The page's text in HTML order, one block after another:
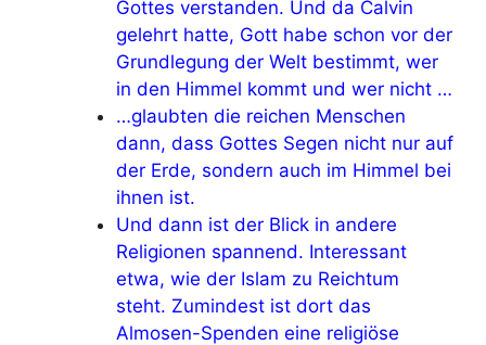
Gottes verstanden. Und da Calvin
gelehrt hatte, Gott habe schon vor der
Grundlegung der Welt bestimmt, wer
in den Himmel kommt und wer nicht …
…glaubten die reichen Menschen
dann, dass Gottes Segen nicht nur auf
der Erde, sondern auch im Himmel bei
ihnen ist.
Und dann ist der Blick in andere
Religionen spannend. Interessant
etwa, wie der Islam zu Reichtum
steht. Zumindest ist dort das
Almosen-Spenden eine religiöse